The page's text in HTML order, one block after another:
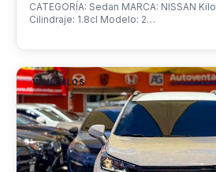
CATEGORÍA: Sedan MARCA: NISSAN
Cilindraje: 1.8cl Modelo: 2…
VEHÍCULOS